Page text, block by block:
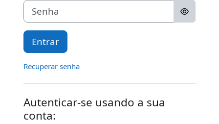
Senha
Entrar
Recuperar senha
Autenticar-se usando a sua
conta: